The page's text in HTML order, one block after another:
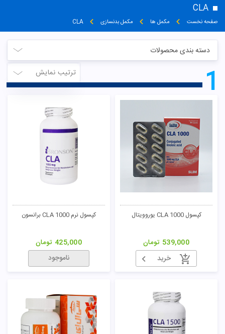
CLA
صفحه نخست مکمل ها مکمل بدنسازی CLA
دسته بندی محصولات
ترتیب نمایش
1
کپسول CLA 1000 یوروویتال
539,000 تومان
خرید
کپسول نرم CLA 1000 برانسون
425,000 تومان
ناموجود